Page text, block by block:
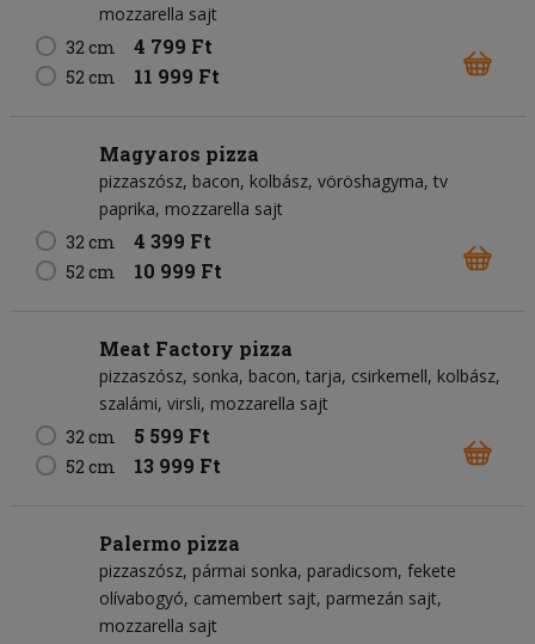
mozzarella sajt
32 cm
4 799 Ft
52 cm 11 999 Ft
Magyaros pizza
pizzaszósz bacon kolbász vöröshagyma tv
paprika mozzarella sajt
32 cm
4 399 Ft
52 cm 10 999 Ft
Meat Factory pizza
pizzaszósz sonka bacon tarja csirkemell kolbász
szalámi virsli mozzarella sajt
32 cm
5 599 Ft
52 cm 13 999 Ft
Palermo pizza
pizzaszósz pármai sonka paradicsom fekete
olívabogyó camembert sajt parmezán sajt
mozzarella sajt